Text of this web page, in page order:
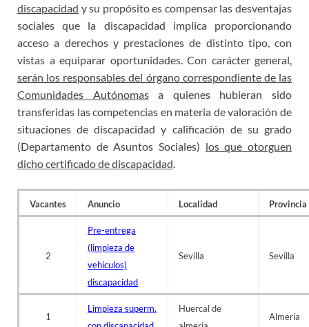
discapacidad y su propósito es compensar las desventajas
sociales que la discapacidad implica proporcionando
acceso a derechos y prestaciones de distinto tipo, con
vistas a equiparar oportunidades. Con carácter general,
serán los responsables del órgano correspondiente de las
Comunidades Autónomasa quienes hubieran sido
transferidas las competencias en materia de valoración de
situaciones de discapacidad y calificación de su grado
(Departamento de Asuntos Sociales) los que otorguen
dicho certificado de discapacidad
Vacantes Anuncio Localidad Provincia
2
Pre-entrega
(limpieza de
vehiculos)
discapacidad
Sevilla Sevilla
1
Limpieza superm.
Huercal de
Almería